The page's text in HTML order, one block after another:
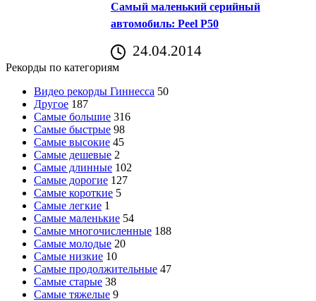
Самый маленький серийный
автомобиль: Peel P50
24.04.2014
Рекорды по категориям
Видео рекорды Гиннесса 50
Другое 187
Самые большие 316
Самые быстрые 98
Самые высокие 45
Самые дешевые 2
Самые длинные 102
Самые дорогие 127
Самые короткие 5
Самые легкие 1
Самые маленькие 54
Самые многочисленные 188
Самые молодые 20
Самые низкие 10
Самые продолжительные 47
Самые старые 38
Самые тяжелые 9